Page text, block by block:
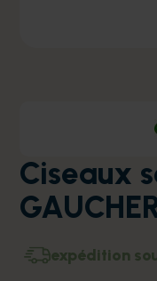
Ciseaux
expédition